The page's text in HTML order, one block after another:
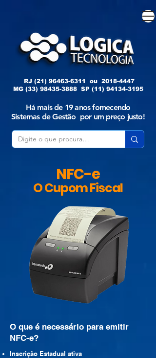
RJ (21) 96463-6311 ou 2018-4447
MG (33) 98435-3888 SP (11) 94134-3195
Há mais de 19 anos fornecendo
Sistemas de Gestão por um preço justo!
NFC-e
O Cupom Fiscal
O que é necessário para emitir
NFC-e?
Inscrição Estadual ativa